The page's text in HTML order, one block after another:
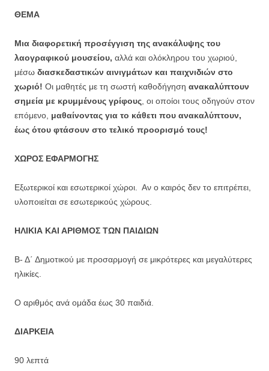
ΘΕΜΑ
Μια διαφορετική προσέγγιση της ανακάλυψης του
λαογραφικού μουσείου, αλλά και ολόκληρου του χωριού,
μέσω διασκεδαστικών αινιγμάτων και παιχνιδιών στο
χωριό! Οι μαθητές με τη σωστή καθοδήγηση ανακαλύπτουν
σημεία με κρυμμένους γρίφους , οι οποίοι τους οδηγούν στον
επόμενο, μαθαίνοντας για το κάθετι που ανακαλύπτουν,
έως ότου φτάσουν στο τελικό προορισμό τους!
ΧΩΡΟΣ ΕΦΑΡΜΟΓΗΣ
Εξωτερικοί και εσωτερικοί χώροι. Αν ο καιρός δεν το επιτρέπει,
υλοποιείται σε εσωτερικούς χώρους.
ΗΛΙΚΙΑ ΚΑΙ ΑΡΙΘΜΟΣ ΤΩΝ ΠΑΙΔΙΩΝ
Β- Δ΄ Δημοτικού με προσαρμογή σε μικρότερες και μεγαλύτερες
ηλικίες.
Ο αριθμός ανά ομάδα έως 30 παιδιά.
ΔΙΑΡΚΕΙΑ
90 λεπτά